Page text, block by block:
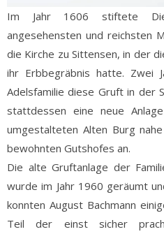
Im Jahr 1606 stiftete
angesehensten und reichsten
die Kirche zu Sittensen, in der
ihr Erbbegräbnis hatte. Zwei
Adelsfamilie diese Gruft in der
stattdessen eine neue
umgestalteten Alten Burg
bewohnten Gutshofes an.
Die alte Gruftanlage der
wurde im Jahr 1960 geräumt
konnten August Bachmann
Teil der einst sicher